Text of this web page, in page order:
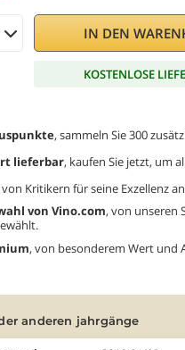
IN DEN
KOSTENLOSE
, sammeln Sie 300
lieferbar, kaufen Sie jetzt, um
von Kritikern für seine Exzellenz
von Vino.com, von unseren
, von besonderem Wert und
der anderen jahrgänge